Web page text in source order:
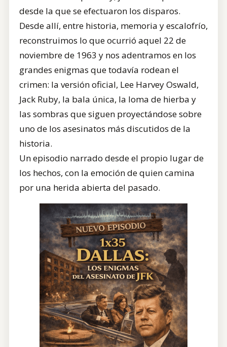
desde la que se efectuaron los disparos.
Desde allí, entre historia, memoria y escalofrío,
reconstruimos lo que ocurrió aquel 22 de
noviembre de 1963 y nos adentramos en los
grandes enigmas que todavía rodean el
crimen: la versión oficial, Lee Harvey Oswald,
Jack Ruby, la bala única, la loma de hierba y
las sombras que siguen proyectándose sobre
uno de los asesinatos más discutidos de la
historia.
Un episodio narrado desde el propio lugar de
los hechos, con la emoción de quien camina
por una herida abierta del pasado.